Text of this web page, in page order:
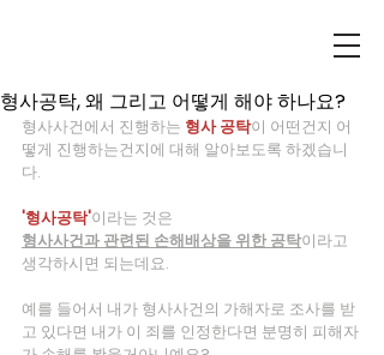
형사공탁, 왜 그리고 어떻게 해야 하나요?
형사사건에서 진행하는 형사 공탁이 어떤건지 어
떻게 진행하는건지에 대해 알아보도록 하겠습니
다.
'형사공탁'이라는 것은
형사사건과 관련된 손해배상을 위한 공탁이라고
생각하시면 되는데요.
예를 들어서 내가 형사사건의 가해자로 조사를 받
고 있다면 내가 이 죄를 인정한다면 분명히 피해자